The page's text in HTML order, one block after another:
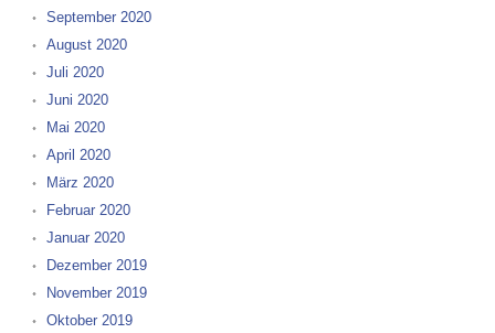
September 2020
August 2020
Juli 2020
Juni 2020
Mai 2020
April 2020
März 2020
Februar 2020
Januar 2020
Dezember 2019
November 2019
Oktober 2019